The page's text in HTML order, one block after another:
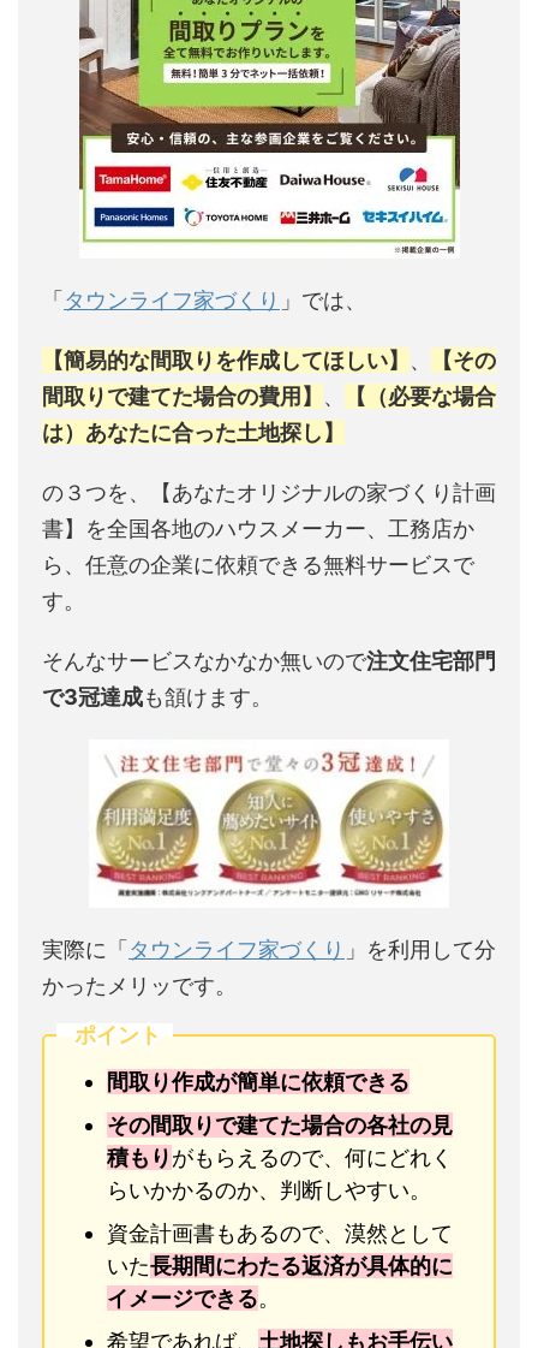
「 タウンライフ家づくり 」では、
【簡易的な間取りを作成してほしい】 、
【その
間取りで建てた場合の費用】 、
【（必要な場合
は）あなたに合った土地探し】
の３つを、【あなたオリジナルの家づくり計画
書】を全国各地のハウスメーカー、工務店か
ら、任意の企業に依頼できる無料サービスで
す。
そんなサービスなかなか無いので注文住宅部門
で3冠達成も頷けます。
実際に「 タウンライフ家づくり 」を利用して分
かったメリッです。
ポイント
間取り作成が簡単に依頼できる
その間取りで建てた場合の各社の見
積もりがもらえるので、何にどれく
らいかかるのか、判断しやすい。
資金計画書もあるので、漠然として
いた長期間にわたる返済が具体的に
イメージできる。
希望であれば、 土地探しもお手伝い